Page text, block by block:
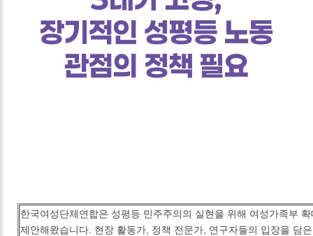
한국여성단체연합은 성평등 민주주의의 실현을 위해 여성가족부 확
제안해왔습니다. 현장 활동가, 정책 전문가, 연구자들의 입장을 담